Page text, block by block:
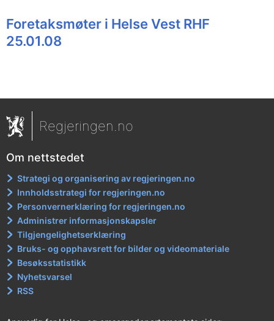
Foretaksmøter i Helse Vest RHF
25.01.08
Regjeringen.no
Om nettstedet
Strategi og organisering av regjeringen.no
Innholdsstrategi for regjeringen.no
Personvernerklæring for regjeringen.no
Administrer informasjonskapsler
Tilgjengelighetserklæring
Bruks- og opphavsrett for bilder og videomateriale
Besøksstatistikk
Nyhetsvarsel
RSS